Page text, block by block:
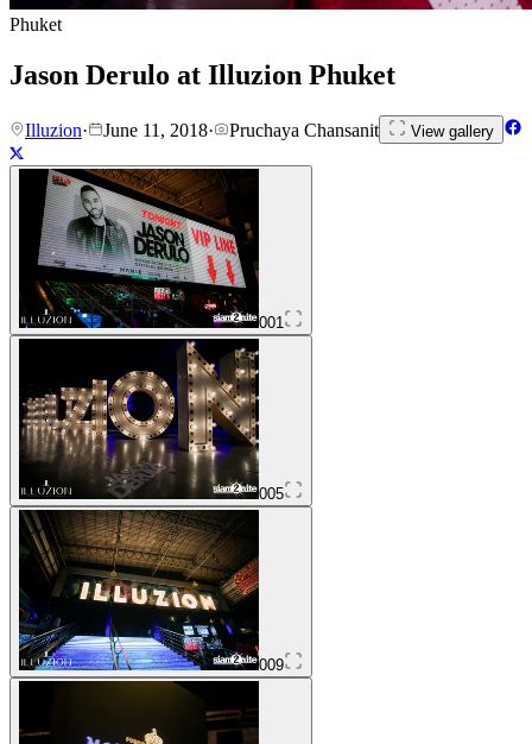
Phuket
Jason Derulo at Illuzion Phuket
Illuzion· June 11, 2018· Pruchaya Chansanit View gallery
001
005
009